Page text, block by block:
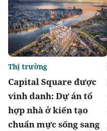
Capital Square được
vinh danh: Dự án tổ
hợp nhà ở kiến tạo
chuẩn mực sống sang
Thị trường